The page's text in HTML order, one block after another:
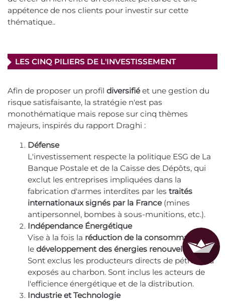
appétence de nos clients pour investir sur cette
thématique..
LES CINQ PILIERS DE L'INVESTISSEMENT
Afin de proposer un profil diversifiéet une gestion du
risque satisfaisante, la stratégie n'est pas
monothématique mais repose sur cinq thèmes
majeurs, inspirés du rapport Draghi :
Défense
L'investissement respecte la politique ESG de La
Banque Postale et de la Caisse des Dépôts, qui
exclut les entreprises impliquées dans la
fabrication d'armes interdites par les traités
internationaux signés par la France(mines
antipersonnel, bombes à sous-munitions, etc.).
Indépendance Énergétique
Vise à la fois la réduction de la consommation
le développement des énergies renouvelables.
Sont exclus les producteurs directs de pétrole ou
exposés au charbon. Sont inclus les acteurs de
l'efficience énergétique et de la distribution.
Industrie et Technologie